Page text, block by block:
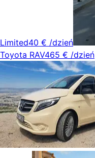
Limited40 € /dzień
Toyota RAV465 € /dzień